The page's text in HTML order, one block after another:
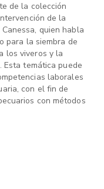
de la colección
de la
quien habla
para la siembra de
los viveros y la
Esta temática puede
laborales
con el fin de
con métodos